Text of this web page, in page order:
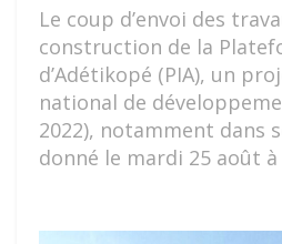
Le coup d’envoi des
construction de la
d’Adétikopé (PIA), un
national de
2022), notamment dans
donné le mardi 25 août à